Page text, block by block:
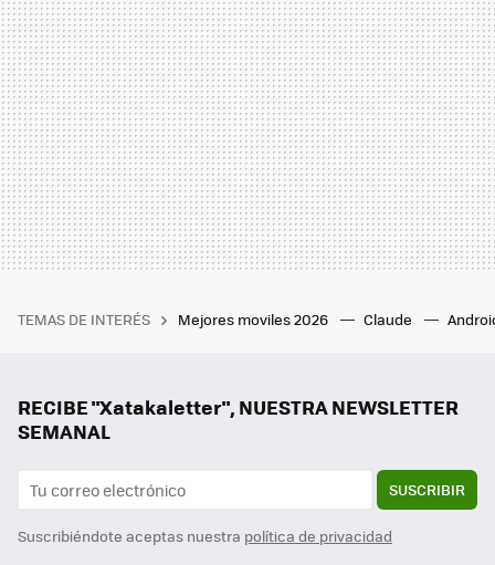
TEMAS DE INTERÉS Mejores moviles 2026 Claude
RECIBE "Xatakaletter", NUESTRA NEWSLETTER
SEMANAL
SUSCRIBIR
Suscribiéndote aceptas nuestra política de privacidad